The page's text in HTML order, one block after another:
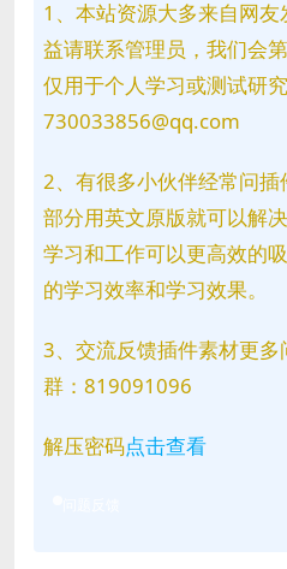
1、本站资源大多来自网
益请联系管理员，我们会
仅用于个人学习或测试研
730033856@qq.com
2、有很多小伙伴经常问
部分用英文原版就可以解
学习和工作可以更高效的
的学习效率和学习效果。
3、交流反馈插件素材更
群：819091096
解压密码点击查看